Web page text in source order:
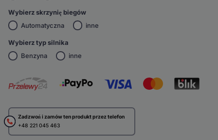
Wybierz skrzynię biegów
Automatyczna
inne
Wybierz typ silnika
Benzyna
inne
Zadzwoń i zamów ten produkt przez telefon
+48 221 045 463